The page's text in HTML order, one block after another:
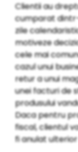
Clientii au
cumparat
zile
motiveze
cele mai
cazul unui
retur a unui
unei facturi de
produsului
Daca pentru
fiscal, clientul
fi anulat